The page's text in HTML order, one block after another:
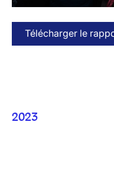
Télécharger le
2023